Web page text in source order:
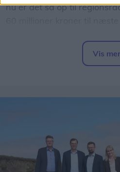
nu er det så op til
- Det er et svimlende beløb,
regionsrådsmedlem
- Jeg frygter især, at vi må
Helt konkret kan de
at nogle ruter må sløjfes
Vis